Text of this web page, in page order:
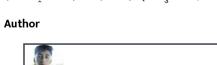
Author